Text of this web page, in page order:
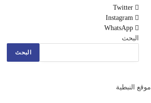
Twitter
Instagram
WhatsApp
البحث
البحث
موقع النبطية